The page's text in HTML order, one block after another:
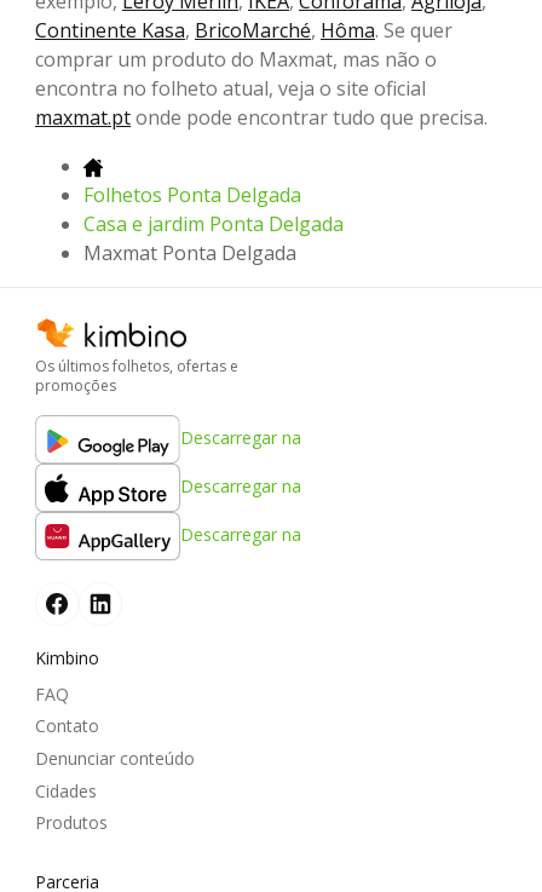
Continente Kasa, BricoMarché, Hôma. Se quer
comprar um produto do Maxmat, mas não o
encontra no folheto atual, veja o site oficial
maxmat.ptonde pode encontrar tudo que precisa.
Folhetos Ponta Delgada
Casa e jardim Ponta Delgada
Maxmat Ponta Delgada
Os últimos folhetos, ofertas e
promoções
Descarregar na
Descarregar na
Descarregar na
Kimbino
FAQ
Contato
Denunciar conteúdo
Cidades
Produtos
Parceria